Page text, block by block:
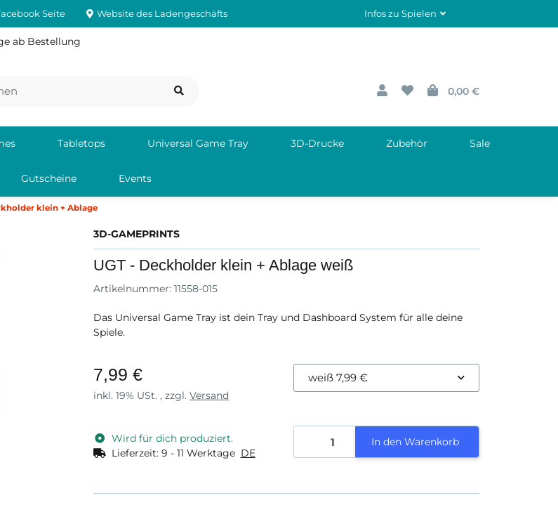
Seite Website des Ladengeschäfts Infos zu Spielen
ab Bestellung
0,00 €
Tabletops Universal Game Tray 3D-Drucke Zubehör Sale
Gutscheine Events
klein + Ablage
3D-GAMEPRINTS
UGT - Deckholder klein + Ablage weiß
Artikelnummer: 11558-015
Das Universal Game Tray ist dein Tray und Dashboard System für alle deine
Spiele.
7,99 €
inkl. 19% USt. , zzgl. Versand
Wird für dich produziert.
Lieferzeit: 9 - 11 Werktage DE
weiß 7,99 €
In den Warenkorb